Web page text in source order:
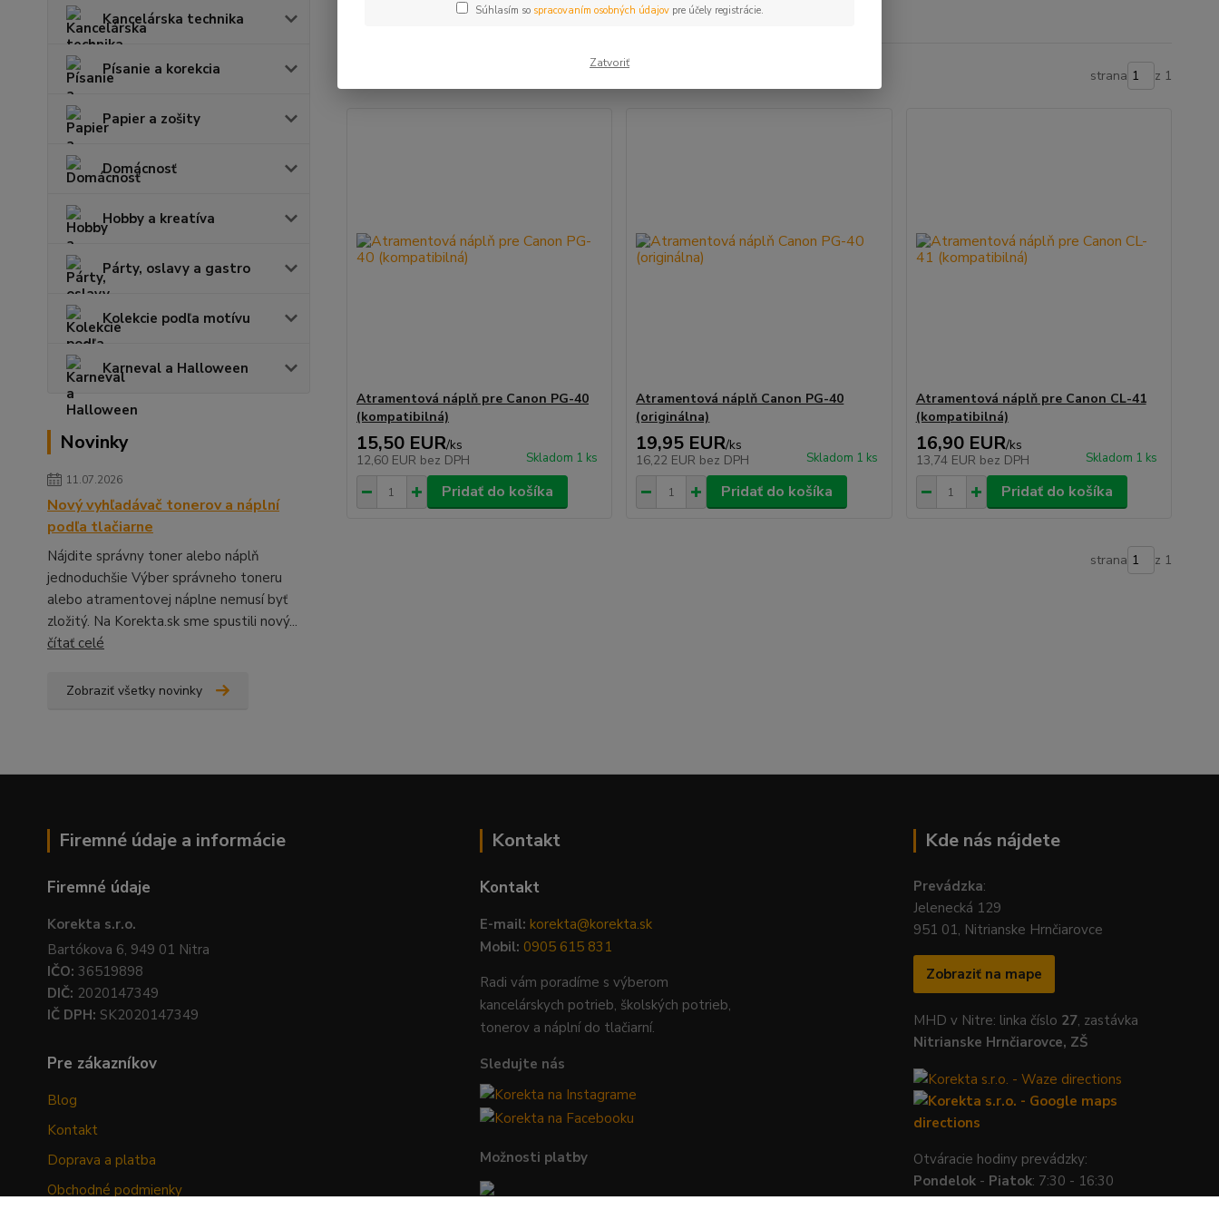
Kancelárska technika
Písanie a korekcia
Papier a zošity
Domácnosť
Hobby a kreatíva
Párty, oslavy a gastro
Kolekcie podľa motívu
Karneval a Halloween
Novinky
11.07.2026
Nový vyhľadávač tonerov a náplní
podľa tlačiarne
Nájdite správny toner alebo náplň
jednoduchšie Výber správneho toneru
alebo atramentovej náplne nemusí byť
zložitý. Na Korekta.sk sme spustili nový...
čítať celé
Zobraziť všetky novinky
strana z 1
Atramentová náplň pre Canon PG-40
(kompatibilná)
15,50 EUR/ks
12,60 EUR bez DPH Skladom 1 ks
Pridať do košíka
Atramentová náplň Canon PG-40
(originálna)
19,95 EUR/ks
16,22 EUR bez DPH Skladom 1 ks
Pridať do košíka
Atramentová náplň pre Canon CL-41
(kompatibilná)
16,90 EUR/ks
13,74 EUR bez DPH Skladom 1 ks
Pridať do košíka
strana z 1
Firemné údaje a informácie
Firemné údaje
Korekta s.r.o.
Bartókova 6, 949 01 Nitra
IČO: 36519898
DIČ: 2020147349
IČ DPH: SK2020147349
Pre zákazníkov
Blog
Kontakt
Doprava a platba
Obchodné podmienky
Kontakt
Kontakt
E-mail: korekta@korekta.sk
Mobil: 0905 615 831
Radi vám poradíme s výberom
kancelárskych potrieb, školských potrieb,
tonerov a náplní do tlačiarní.
Sledujte nás
Možnosti platby
Kde nás nájdete
Prevádzka:
Jelenecká 129
951 01, Nitrianske Hrnčiarovce
Zobraziť na mape
MHD v Nitre: linka číslo 27, zastávka
Nitrianske Hrnčiarovce, ZŠ
Otváracie hodiny prevádzky:
Pondelok - Piatok: 7:30 - 16:30
Súhlasím so spracovaním osobných údajovpre účely registrácie.
Zatvoriť